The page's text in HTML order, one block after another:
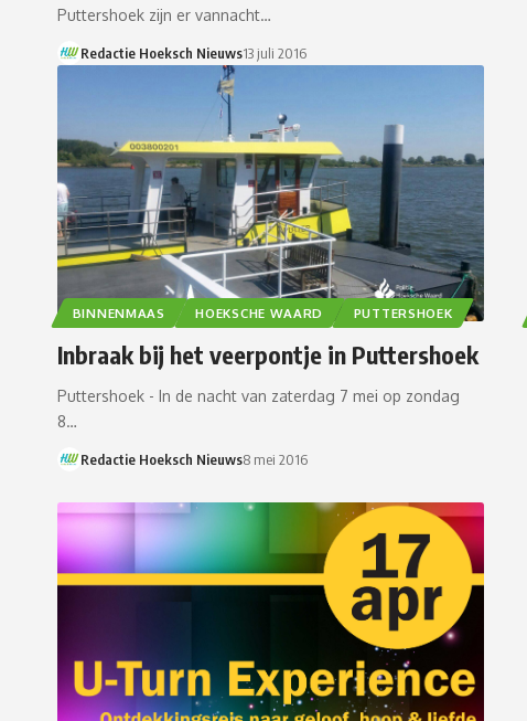
Puttershoek zijn er vannacht…
Redactie Hoeksch Nieuws13 juli 2016
BINNENMAAS HOEKSCHE WAARD PUTTERSHOEK
Inbraak bij het veerpontje in Puttershoek
Puttershoek - In de nacht van zaterdag 7 mei op zondag
8…
Redactie Hoeksch Nieuws8 mei 2016